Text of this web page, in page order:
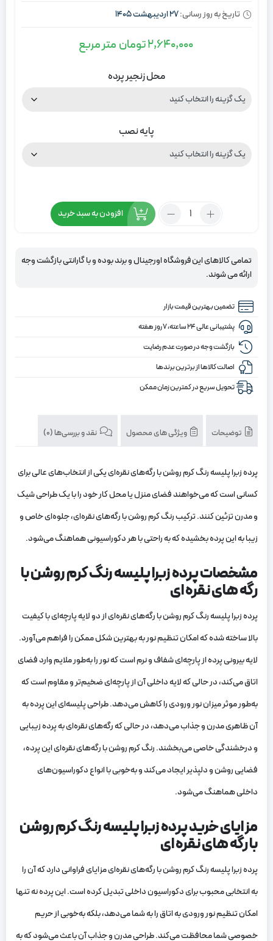
تاریخ به روز رسانی:27 اردیبهشت 1405
2,640,000تومان متر مربع
محل زنجیر پرده
پایه نصب
تعداد:
پلیسه
رنگ
با
رگه
نقره
ای
افزودن به سبد خرید
تمامی کالاهای این فروشگاه اورجینال و برند بوده و با گارانتی بازگشت وجه
ارائه می شوند.
تضمین بهترین قیمت بازار
پشتیبانی عالی ۲۴ ساعته، ۷ روز هفته
بازگشت وجه در صورت عدم رضایت
اصالت کالاها از برترین برندها
تحویل سریع در کمترین زمان ممکن
توضیحات ویژگی های محصول نقد و بررسی‌ها (0)
پرده زبرا پلیسه رنگ کرم روشن با رگه‌های نقره‌ای یکی از انتخاب‌های عالی برای
کسانی است که می‌خواهند فضای منزل یا محل کار خود را با یک طراحی شیک
و مدرن تزئین کنند. ترکیب رنگ کرم روشن با رگه‌های نقره‌ای، جلوه‌ای خاص و
زیبا به این پرده بخشیده که به راحتی با هر دکوراسیونی هماهنگ می‌شود.
مشخصات پرده زبرا پلیسه رنگ کرم روشن با
رگه های نقره ای
پرده زبرا پلیسه رنگ کرم روشن با رگه‌های نقره‌ای از دو لایه پارچه‌ای با کیفیت
بالا ساخته شده که امکان تنظیم نور به بهترین شکل ممکن را فراهم می‌آورد.
لایه بیرونی پرده از پارچه‌ای شفاف و نرم است که نور را به‌طور ملایم وارد فضای
اتاق می‌کند، در حالی که لایه داخلی آن از پارچه‌ای ضخیم‌تر و مقاوم است که
به‌طور موثر میزان نور ورودی را کاهش می‌دهد. طراحی پلیسه‌ای این پرده به
آن ظاهری مدرن و جذاب می‌دهد، در حالی که رگه‌های نقره‌ای به پرده زیبایی
و درخشندگی خاصی می‌بخشند. رنگ کرم روشن با رگه‌های نقره‌ای این پرده،
فضایی روشن و دلپذیر ایجاد می‌کند و به‌خوبی با انواع دکوراسیون‌های
داخلی هماهنگ می‌شود.
مزایای خرید پرده زبرا پلیسه رنگ کرم روشن
با رگه های نقره ای
پرده زبرا پلیسه رنگ کرم روشن با رگه‌های نقره‌ای مزایای فراوانی دارد که آن را
به انتخابی محبوب برای دکوراسیون داخلی تبدیل کرده است. این پرده نه تنها
امکان تنظیم نور ورودی به اتاق را به شما می‌دهد، بلکه به‌خوبی از حریم
خصوصی شما محافظت می‌کند. طراحی مدرن و جذاب آن باعث می‌شود که به